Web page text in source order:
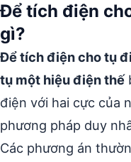
Để tích điện
gì?
Để tích điện cho tụ
tụ một hiệu điện thế
điện với hai cực của
phương pháp duy
Các phương án